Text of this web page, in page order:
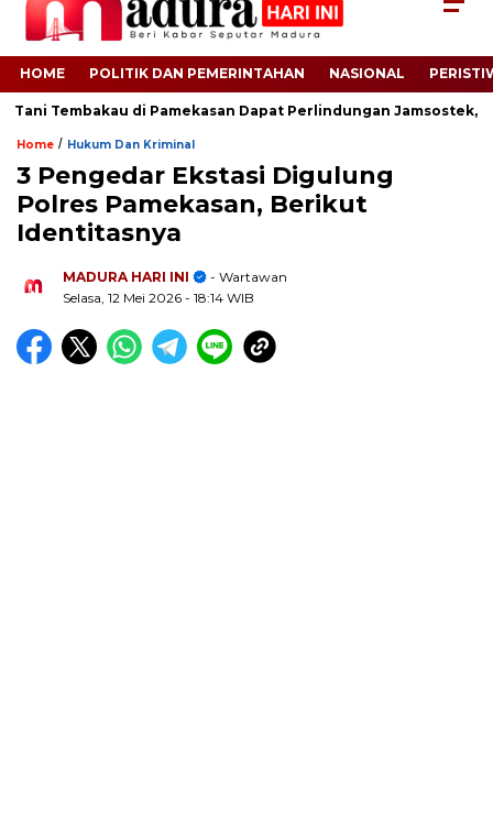
HOME POLITIK DAN PEMERINTAHAN NASIONAL
Tembakau di Pamekasan Dapat Perlindungan Jamsostek,
Home / Hukum Dan Kriminal
3 Pengedar Ekstasi Digulung
Polres Pamekasan, Berikut
Identitasnya
MADURA HARI INI
- Wartawan
Selasa, 12 Mei 2026 - 18:14 WIB
.